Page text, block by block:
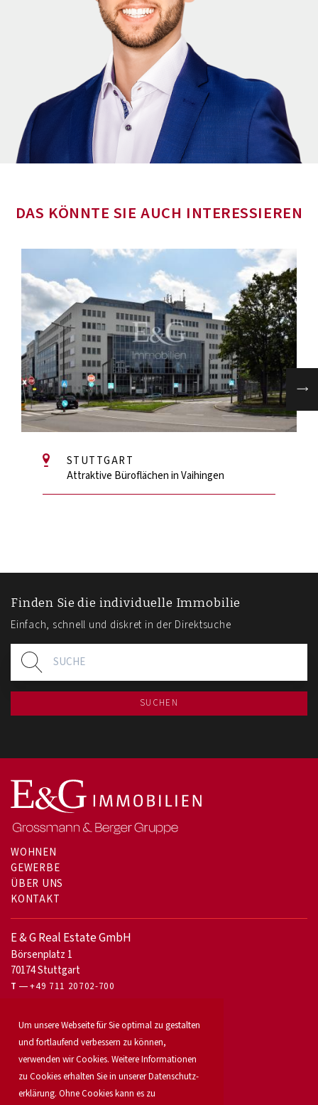
DAS KÖNNTE SIE AUCH INTERESSIEREN
STUTTGART
Attraktive Büroflächen in Vaihingen
Finden Sie die individuelle Immobilie
Einfach, schnell und diskret in der Direktsuche
SUCHEN
WOHNEN
GEWERBE
ÜBER UNS
KONTAKT
E & G Real Estate GmbH
Börsenplatz 1
70174 Stuttgart
T +49 711 20702-700
Für Eigentümer
Objekt anbieten
Für Bauträger
Industrie & Logistik
Um unsere Webseite für Sie optimal zu gestalten
und fortlaufend verbessern zu können,
verwenden wir Cookies. Weitere Informationen
zu Cookies erhalten Sie in unserer Daten­schutz­
erklärung. Ohne Cookies kann es zu